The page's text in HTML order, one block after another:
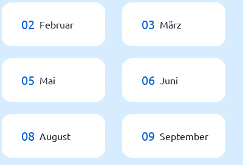
02 Februar 03 März
05 Mai 06 Juni
08 August 09 September